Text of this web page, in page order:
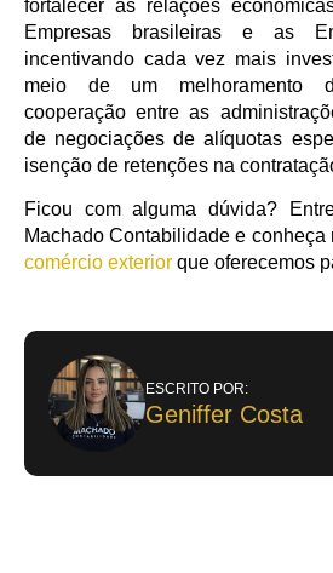
fortalecer as relações
Empresas brasileiras e as
incentivando cada vez mais
meio de um melhoramento
cooperação entre as
de negociações de alíquotas
isenção de retenções na
Ficou com alguma dúvida?
Machado Contabilidade e conheça
comércio exterior que oferecemos
ESCRITO POR:
Geniffer Costa